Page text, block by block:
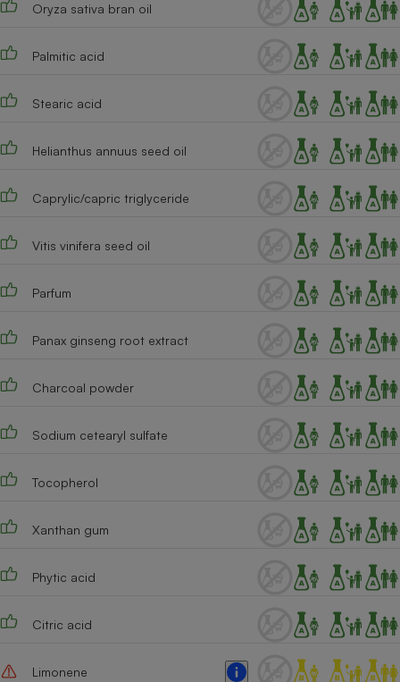
Oryza sativa bran oil
Palmitic acid
Stearic acid
Helianthus annuus seed oil
Caprylic/capric triglyceride
Vitis vinifera seed oil
Parfum
Panax ginseng root extract
Charcoal powder
Sodium cetearyl sulfate
Tocopherol
Xanthan gum
Phytic acid
Citric acid
Limonene
Robot ménager